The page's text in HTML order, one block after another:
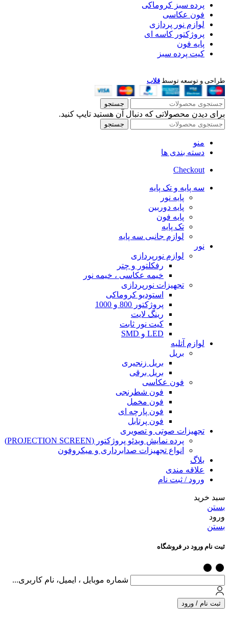
پرده سبز کروماکی
فون عکاسی
لوازم نور پردازی
پروژکتور کاسه ای
پایه فون
کیت پرده سبز
طراحی و توسعه توسط قلاب
جستجو
برای دیدن محصولاتی که دنبال آن هستید تایپ کنید.
جستجو
منو
دسته بندی ها
Checkout
سه پایه و تک پایه
پایه نور
پایه دوربین
پایه فون
تک پایه
لوازم جانبی سه پایه
نور
لوازم نورپردازی
رفکلتور و چتر
خیمه عکاسی ، خیمه نور
تجهیزات نورپردازی
استودیو کروماکی
پروژکتور 800 و 1000
رینگ لایت
کیت نور ثابت
LED و SMD
لوازم آتلیه
بریل
بریل زنجیری
بریل برقی
فون عکاسی
فون شطرنجی
فون مخمل
فون پارچه ای
فون پرتابل
تجهیزات صوتی و تصویری
پرده نمایش ویدئو پروژکتور (PROJECTION SCREEN)
انواع تجهیزات صدابرداری و میکروفون
بلاگ
علاقه مندی
ورود / ثبت نام
سبد خرید
بستن
ورود
بستن
ثبت نام ورود در فروشگاه
شماره موبایل ، ایمیل، نام کاربری...
ثبت نام / ورود